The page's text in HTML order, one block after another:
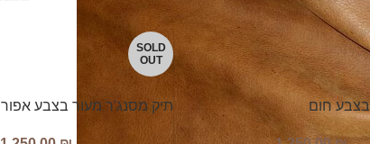
חום
SOLD
OUT
תיק מסנג'ר מעור בצבע אפור